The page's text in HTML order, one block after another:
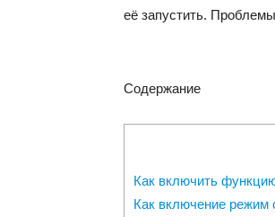
её запустить.
Содержание
Как включить
Как включение режим